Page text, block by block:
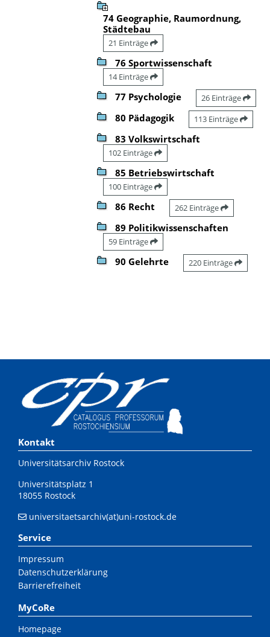
74 Geographie, Raumordnung,
Städtebau
21 Einträge
76 Sportwissenschaft
14 Einträge
77 Psychologie 26 Einträge
80 Pädagogik 113 Einträge
83 Volkswirtschaft
102 Einträge
85 Betriebswirtschaft
100 Einträge
86 Recht 262 Einträge
89 Politikwissenschaften
59 Einträge
90 Gelehrte 220 Einträge
Kontakt
Universitätsarchiv Rostock
Universitätsplatz 1
18055 Rostock
universitaetsarchiv(at)uni-rostock.de
Service
Impressum
Datenschutzerklärung
Barrierefreiheit
MyCoRe
Homepage